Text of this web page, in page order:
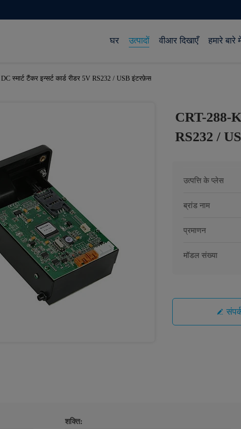
घर उत्पादों वीआर दिखाएँ हमारे बारे
स्मार्ट टैंकर इन्सर्ट कार्ड रीडर 5V RS232 / USB इंटरफ़ेस
CRT-288-K
RS232 /
उत्पत्ति के प्लेस
ब्रांड नाम
प्रमाणन
मॉडल संख्या
शक्ति: